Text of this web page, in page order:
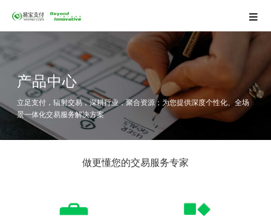
产品中心
立足支付，辐射交易，深耕行业，聚合资源；为您提供深度个性化、全场
景一体化交易服务解决方案
做更懂您的交易服务专家